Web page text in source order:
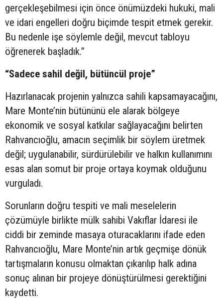
gerçekleşebilmesi için önce önümüzdeki hukuki, mali
ve idari engelleri doğru biçimde tespit etmek gerekir.
Bu nedenle işe söylemle değil, mevcut tabloyu
öğrenerek başladık.”
“Sadece sahil değil, bütüncül proje”
Hazırlanacak projenin yalnızca sahili kapsamayacağını,
Mare Monte’nin bütününü ele alarak bölgeye
ekonomik ve sosyal katkılar sağlayacağını belirten
Rahvancıoğlu, amacın seçimlik bir söylem üretmek
değil; uygulanabilir, sürdürülebilir ve halkın kullanımını
esas alan somut bir proje ortaya koymak olduğunu
vurguladı.
Sorunların doğru tespiti ve mali meselelerin
çözümüyle birlikte mülk sahibi Vakıflar İdaresi ile
ciddi bir zeminde masaya oturacaklarını ifade eden
Rahvancıoğlu, Mare Monte’nin artık geçmişe dönük
tartışmaların konusu olmaktan çıkarılıp halk adına
sonuç alınan bir projeye dönüştürülmesi gerektiğini
kaydetti.